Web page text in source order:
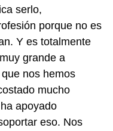
serlo,
porque no es
Y es totalmente
grande a
nos hemos
mucho
apoyado
eso. Nos